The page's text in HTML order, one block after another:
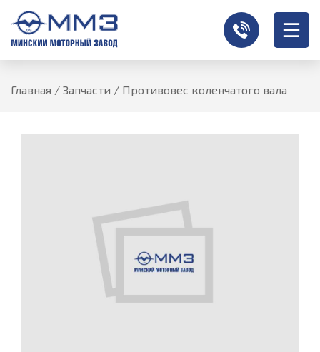
Главная / Запчасти / Противовес коленчатого вала